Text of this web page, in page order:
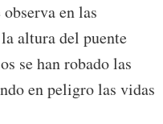
en las
altura del puente
se han robado las
en peligro las vidas